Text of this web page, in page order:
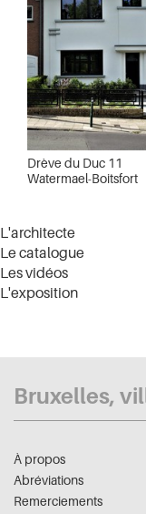
Drève du Duc 11
Watermael-Boitsfort
L'architecte
Le catalogue
Les vidéos
L'exposition
Bruxelles,
À propos
Abréviations
Remerciements